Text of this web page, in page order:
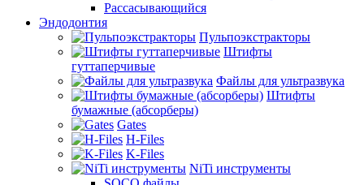
Рассасывающийся
Эндодонтия
Пульпоэкстракторы
Штифты
гуттаперчивые
Файлы для ультразвука
Штифты
бумажные (абсорберы)
Gates
H-Files
K-Files
NiTi инструменты